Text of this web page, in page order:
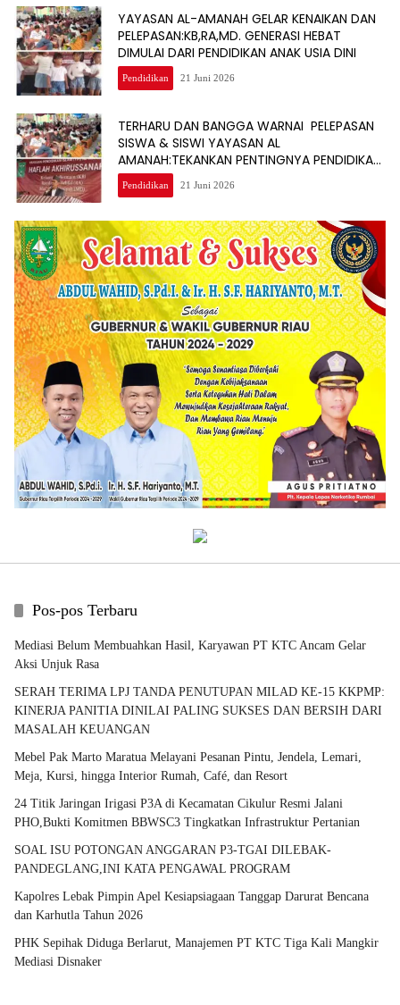
YAYASAN AL-AMANAH GELAR KENAIKAN DAN
PELEPASAN:KB,RA,MD. GENERASI HEBAT
DIMULAI DARI PENDIDIKAN ANAK USIA DINI
Pendidikan 21 Juni 2026
TERHARU DAN BANGGA WARNAI PELEPASAN
SISWA & SISWI YAYASAN AL
AMANAH:TEKANKAN PENTINGNYA PENDIDIKAN
BERKELANJUTAN
Pendidikan 21 Juni 2026
Pos-pos Terbaru
Mediasi Belum Membuahkan Hasil, Karyawan PT KTC Ancam Gelar
Aksi Unjuk Rasa
SERAH TERIMA LPJ TANDA PENUTUPAN MILAD KE-15 KKPMP:
KINERJA PANITIA DINILAI PALING SUKSES DAN BERSIH DARI
MASALAH KEUANGAN
Mebel Pak Marto Maratua Melayani Pesanan Pintu, Jendela, Lemari,
Meja, Kursi, hingga Interior Rumah, Café, dan Resort
24 Titik Jaringan Irigasi P3A di Kecamatan Cikulur Resmi Jalani
PHO,Bukti Komitmen BBWSC3 Tingkatkan Infrastruktur Pertanian
SOAL ISU POTONGAN ANGGARAN P3-TGAI DILEBAK-
PANDEGLANG,INI KATA PENGAWAL PROGRAM
Kapolres Lebak Pimpin Apel Kesiapsiagaan Tanggap Darurat Bencana
dan Karhutla Tahun 2026
PHK Sepihak Diduga Berlarut, Manajemen PT KTC Tiga Kali Mangkir
Mediasi Disnaker